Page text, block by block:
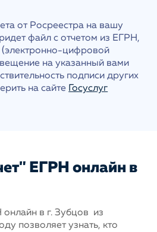
от Росреестра на вашу
файл с отчетом из ЕГРН,
цифровой
на указанный вами
подписи других
на сайте
Госуслуг
ЕГРН онлайн в
онлайн в г. Зубцов из
позволяет узнать, кто